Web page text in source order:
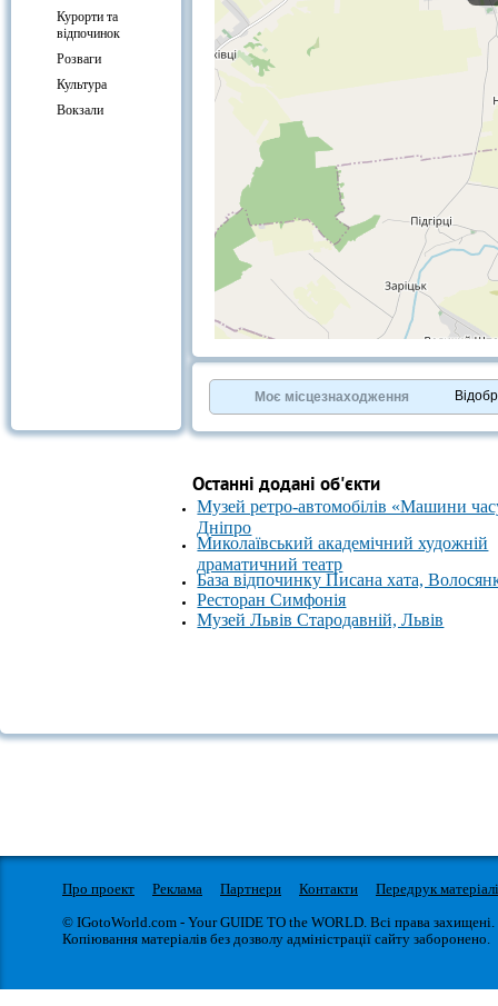
Курорти та
відпочинок
Розваги
Культура
Вокзали
OpenStreetMapcontributors.
»
Моє місцезнаходження
Останні додані об'єкти
Музей ретро-автомобілів «Машини
Дніпро
Миколаївський академічний художній
драматичний театр
База відпочинку Писана хата,
Ресторан Симфонія
Музей Львів Стародавній, Львів
Про проект Реклама Партнери Контакти
Передрук
© IGotoWorld.com - Your GUIDE TO the WORLD. Всі права захищені.
Копіювання матеріалів без дозволу адміністрації сайту заборонено.